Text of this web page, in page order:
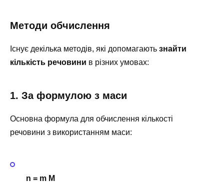
Методи обчислення
Існує декілька методів, які допомагають знайти
кількість речовини в різних умовах:
1. За формулою з маси
Основна формула для обчислення кількості
речовини з використанням маси:
n = m M